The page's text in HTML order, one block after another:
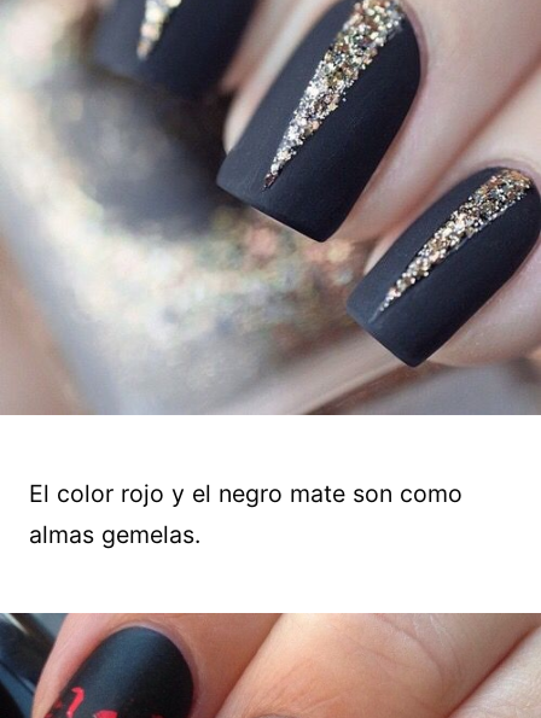
El color rojo y el negro mate son como
almas gemelas.